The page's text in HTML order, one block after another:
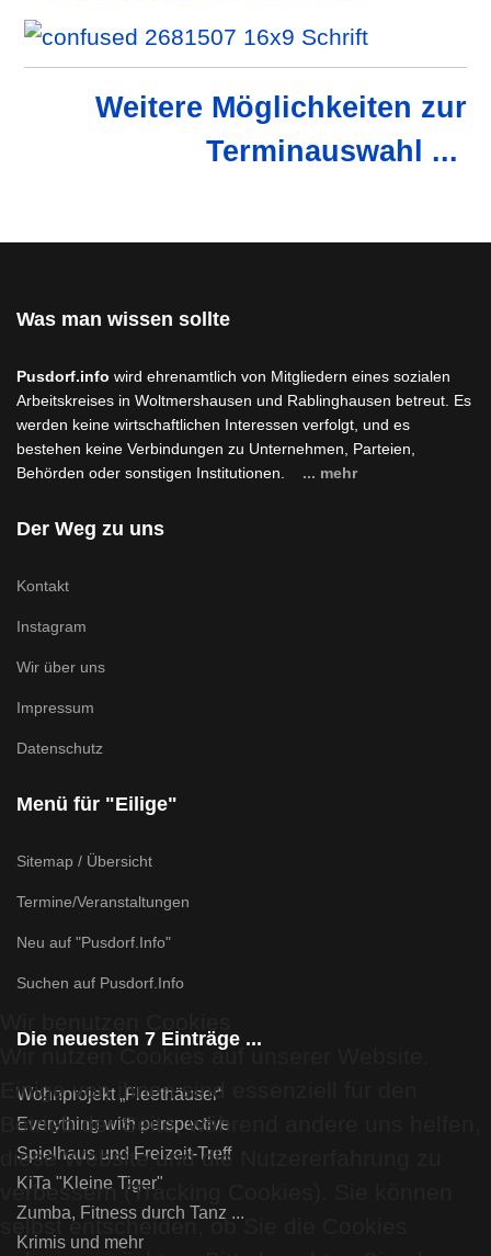
Weitere Möglichkeiten zur
Terminauswahl ...
Was man wissen sollte
Pusdorf.info wird ehrenamtlich von Mitgliedern eines sozialen
Arbeitskreises in Woltmershausen und Rablinghausen betreut. Es
werden keine wirtschaftlichen Interessen verfolgt, und es
bestehen keine Verbindungen zu Unternehmen, Parteien,
Behörden oder sonstigen Institutionen. ... mehr
Der Weg zu uns
Kontakt
Instagram
Wir über uns
Impressum
Datenschutz
Menü für "Eilige"
Sitemap / Übersicht
Termine/Veranstaltungen
Neu auf "Pusdorf.Info"
Suchen auf Pusdorf.Info
Die neuesten 7 Einträge ...
Wohnprojekt „Fleethäuser“
Everything with perspective
Spielhaus und Freizeit-Treff
KiTa "Kleine Tiger"
Zumba, Fitness durch Tanz ...
Krimis und mehr
Wir nutzen Cookies auf unserer Website.
Einige von ihnen sind essenziell für den
Betrieb der Seite, während andere uns helfen,
diese Website und die Nutzererfahrung zu
verbessern (Tracking Cookies). Sie können
selbst entscheiden, ob Sie die Cookies